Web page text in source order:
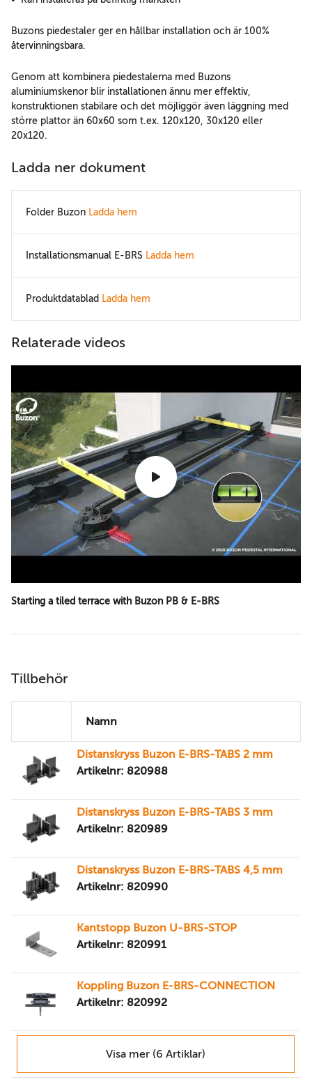
Buzons piedestaler ger en hållbar installation och är 100%
återvinningsbara.
Genom att kombinera piedestalerna med Buzons
aluminiumskenor blir installationen ännu mer effektiv,
konstruktionen stabilare och det möjliggör även läggning med
större plattor än 60x60 som t.ex. 120x120, 30x120 eller
20x120.
Ladda ner dokument
Folder Buzon Ladda hem
Installationsmanual E-BRS Ladda hem
Produktdatablad Ladda hem
Relaterade videos
Starting a tiled terrace with Buzon PB & E-BRS
Tillbehör
Namn
Distanskryss Buzon E-BRS-TABS 2 mm
Artikelnr: 820988
Distanskryss Buzon E-BRS-TABS 3 mm
Artikelnr: 820989
Distanskryss Buzon E-BRS-TABS 4,5 mm
Artikelnr: 820990
Kantstopp Buzon U-BRS-STOP
Artikelnr: 820991
Koppling Buzon E-BRS-CONNECTION
Artikelnr: 820992
Visa mer (6 Artiklar)